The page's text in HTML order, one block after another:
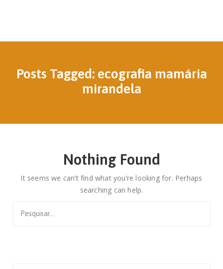
Posts Tagged: ecografia mamária
mirandela
Nothing Found
It seems we can’t find what you’re looking for. Perhaps
searching can help.
for: